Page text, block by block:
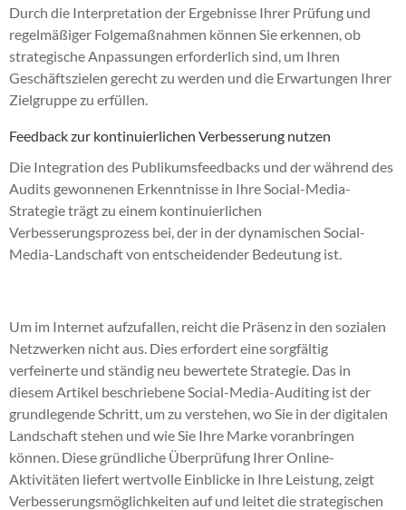
Durch die Interpretation der Ergebnisse Ihrer Prüfung und
regelmäßiger Folgemaßnahmen können Sie erkennen, ob
strategische Anpassungen erforderlich sind, um Ihren
Geschäftszielen gerecht zu werden und die Erwartungen Ihrer
Zielgruppe zu erfüllen.
Feedback zur kontinuierlichen Verbesserung nutzen
Die Integration des Publikumsfeedbacks und der während des
Audits gewonnenen Erkenntnisse in Ihre Social-Media-
Strategie trägt zu einem kontinuierlichen
Verbesserungsprozess bei, der in der dynamischen Social-
Media-Landschaft von entscheidender Bedeutung ist.
Um im Internet aufzufallen, reicht die Präsenz in den sozialen
Netzwerken nicht aus. Dies erfordert eine sorgfältig
verfeinerte und ständig neu bewertete Strategie. Das in
diesem Artikel beschriebene Social-Media-Auditing ist der
grundlegende Schritt, um zu verstehen, wo Sie in der digitalen
Landschaft stehen und wie Sie Ihre Marke voranbringen
können. Diese gründliche Überprüfung Ihrer Online-
Aktivitäten liefert wertvolle Einblicke in Ihre Leistung, zeigt
Verbesserungsmöglichkeiten auf und leitet die strategischen